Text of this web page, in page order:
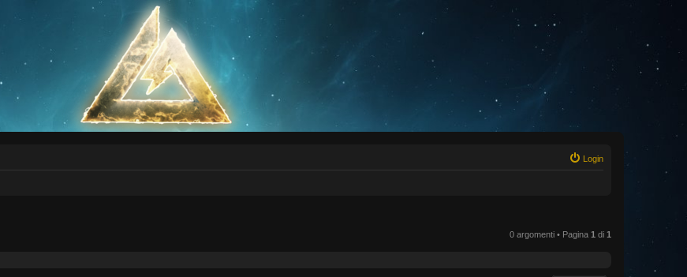
Login
0 argomenti • Pagina 1 di 1